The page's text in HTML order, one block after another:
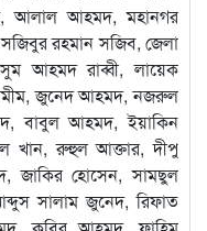
আলাল আহমদ, মহানগর
রহমান সজিব, জেলা
আহমদ রাব্বী, লায়েক
জুনেদ আহমদ, নজরুল
বাবুল আহমদ, ইয়াকিন
রুহুল আক্তার, দীপু
জাকির হোসেন, সামছুল
সালাম জুনেদ, রিফাত